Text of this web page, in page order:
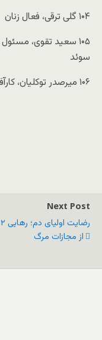
۱۰۴ گلی ترقی، فعال زنان
۱۰۵ سعید تقوی،
سوئد
۱۰۶ میرصدر توکلیان، کارآفرین و سرمایه‌گذار
Next Post
از مجازات مرگ